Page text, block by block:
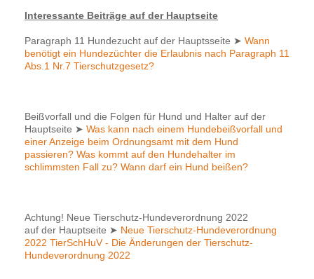
Interessante Beiträge auf der Hauptseite
Paragraph 11 Hundezucht auf der Hauptsseite ➤ Wann
benötigt ein Hundezüchter die Erlaubnis nach Paragraph 11
Abs.1 Nr.7 Tierschutzgesetz?
Beißvorfall und die Folgen für Hund und Halter auf der
Hauptseite ➤ Was kann nach einem Hundebeißvorfall und
einer Anzeige beim Ordnungsamt mit dem Hund
passieren? Was kommt auf den Hundehalter im
schlimmsten Fall zu? Wann darf ein Hund beißen?
Achtung! Neue Tierschutz-Hundeverordnung 2022
auf der Hauptseite ➤ Neue Tierschutz-Hundeverordnung
2022 TierSchHuV - Die Änderungen der Tierschutz-
Hundeverordnung 2022